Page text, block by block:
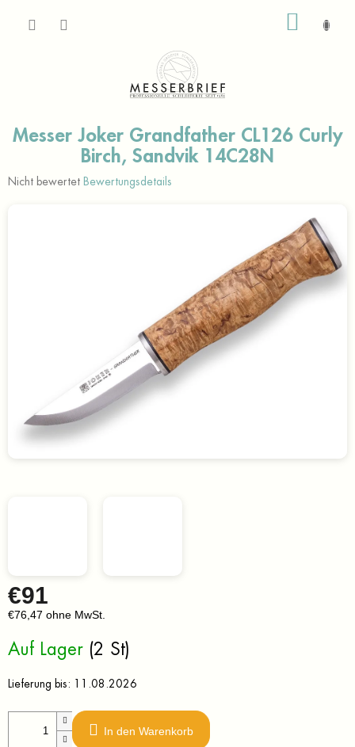
Messer Joker Grandfather CL126 Curly
Birch, Sandvik 14C28N
Die
Nicht bewertet Bewertungsdetails
€91
€76,47 ohne MwSt.
Auf Lager (2 St)
Lieferung bis: 11.08.2026
In den Warenkorb